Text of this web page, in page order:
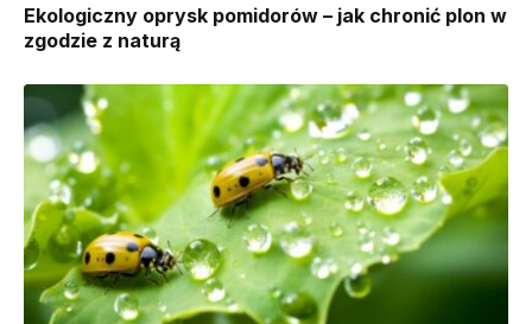
Ekologiczny oprysk pomidorów – jak chronić plon w
zgodzie z naturą